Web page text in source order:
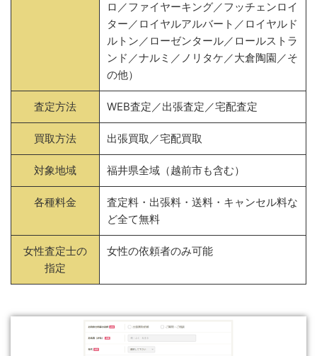
ロ／ファイヤーキング／フッチェンロイ
ター／ロイヤルアルバート／ロイヤルド
ルトン／ローゼンタール／ロールストラ
ンド／ナルミ／ノリタケ／大倉陶園／そ
の他）
査定方法 WEB査定／出張査定／宅配査定
買取方法 出張買取／宅配買取
対象地域 福井県全域（越前市も含む）
各種料金
査定料・出張料・送料・キャンセル料な
ど全て無料
女性査定士の
指定
女性の依頼者のみ可能